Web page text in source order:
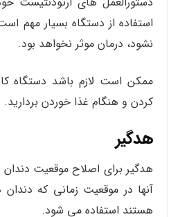
استفاده از دستگاه بسیار مهم
نشود، درمان موثر نخواهد بود.
ممکن است لازم باشد دستگاه
کردن و هنگام غذا خوردن بردارید.
هدگیر
هدگیر برای اصلاح موقعیت
آنها در موقعیت زمانی که
هستند استفاده می شود.